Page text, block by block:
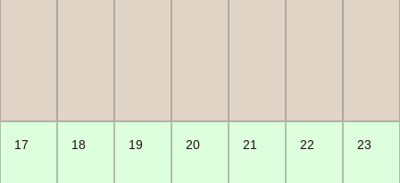
17 18 19 20 21 22 23